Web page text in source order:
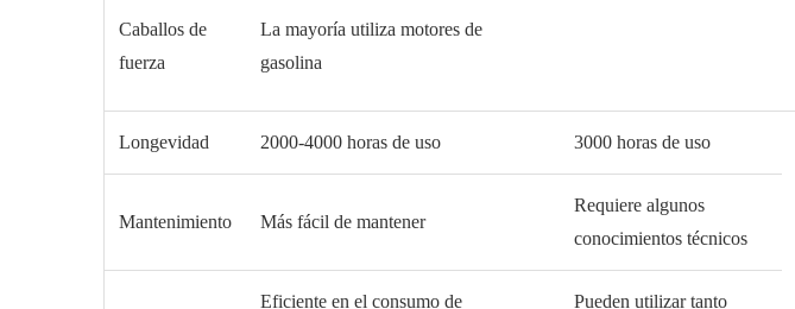
Caballos de
fuerza
La mayoría utiliza motores de
gasolina
Longevidad 2000-4000 horas de uso 3000 horas de uso
Mantenimiento Más fácil de mantener
Requiere algunos
conocimientos técnicos
Eficiente en el consumo de
Pueden utilizar tanto